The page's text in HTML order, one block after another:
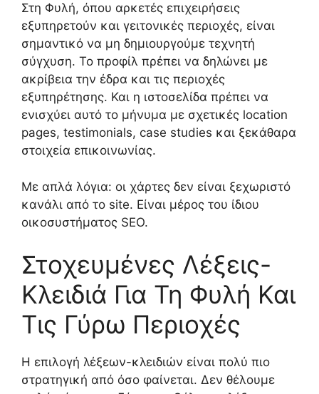
Στη Φυλή, όπου αρκετές επιχειρήσεις
εξυπηρετούν και γειτονικές περιοχές, είναι
σημαντικό να μη δημιουργούμε τεχνητή
σύγχυση. Το προφίλ πρέπει να δηλώνει με
ακρίβεια την έδρα και τις περιοχές
εξυπηρέτησης. Και η ιστοσελίδα πρέπει να
ενισχύει αυτό το μήνυμα με σχετικές location
pages, testimonials, case studies και ξεκάθαρα
στοιχεία επικοινωνίας.
Με απλά λόγια: οι χάρτες δεν είναι ξεχωριστό
κανάλι από το site. Είναι μέρος του ίδιου
οικοσυστήματος SEO.
Στοχευμένες Λέξεις-
Κλειδιά Για Τη Φυλή Και
Τις Γύρω Περιοχές
Η επιλογή λέξεων-κλειδιών είναι πολύ πιο
στρατηγική από όσο φαίνεται. Δεν θέλουμε